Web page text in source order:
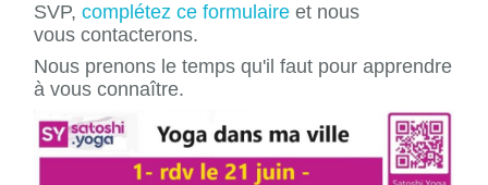
SVP, complétez ce formulaire et nous
vous contacterons.
Nous prenons le temps qu'il faut pour apprendre
à vous connaître.